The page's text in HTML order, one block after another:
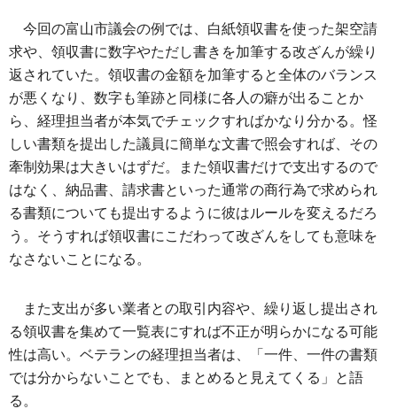
今回の富山市議会の例では、白紙領収書を使った架空請
求や、領収書に数字やただし書きを加筆する改ざんが繰り
返されていた。領収書の金額を加筆すると全体のバランス
が悪くなり、数字も筆跡と同様に各人の癖が出ることか
ら、経理担当者が本気でチェックすればかなり分かる。怪
しい書類を提出した議員に簡単な文書で照会すれば、その
牽制効果は大きいはずだ。また領収書だけで支出するので
はなく、納品書、請求書といった通常の商行為で求められ
る書類についても提出するように彼はルールを変えるだろ
う。そうすれば領収書にこだわって改ざんをしても意味を
なさないことになる。
また支出が多い業者との取引内容や、繰り返し提出され
る領収書を集めて一覧表にすれば不正が明らかになる可能
性は高い。ベテランの経理担当者は、「一件、一件の書類
では分からないことでも、まとめると見えてくる」と語
る。